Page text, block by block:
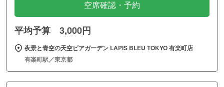
空席確認・予約
平均予算 3,000円
夜景と青空の天空ビアガーデン LAPIS BLEU TOKYO 有楽町店
有楽町駅／東京都